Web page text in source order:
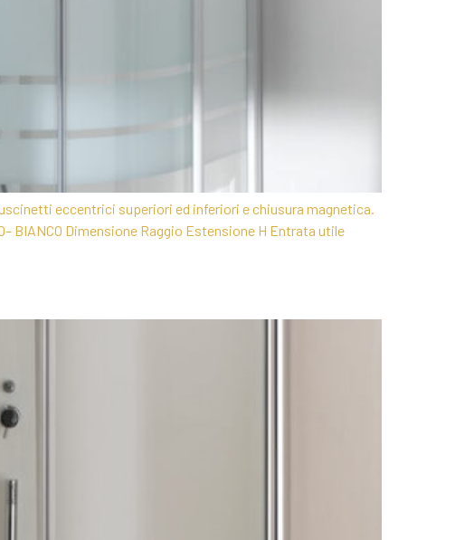
eccentrici superiori ed inferiori e chiusura magnetica.
BIANCO Dimensione Raggio Estensione H Entrata utile